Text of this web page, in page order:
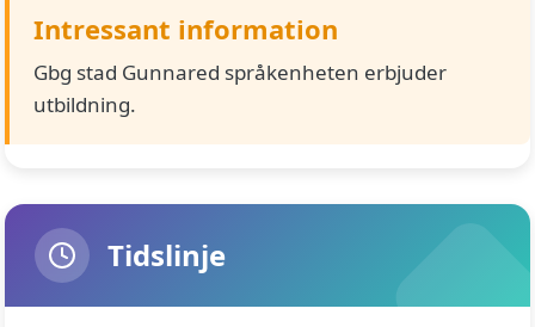
Intressant information
Gbg stad Gunnared språkenheten erbjuder
utbildning.
Tidslinje